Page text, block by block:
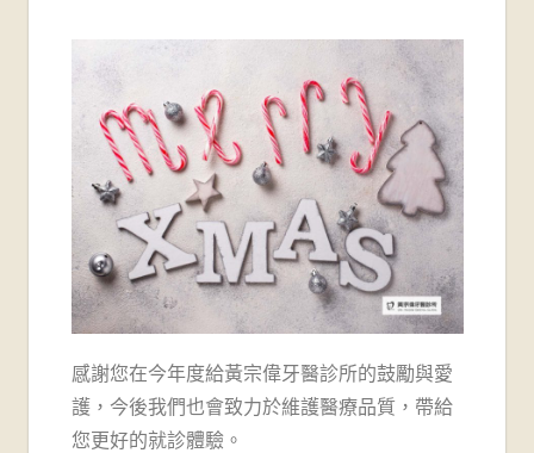
牙
醫
診
所-
台
南
牙
感謝您在今年度給黃宗偉牙醫診所的鼓勵與愛
護，今後我們也會致力於維護醫療品質，帶給
您更好的就診體驗。